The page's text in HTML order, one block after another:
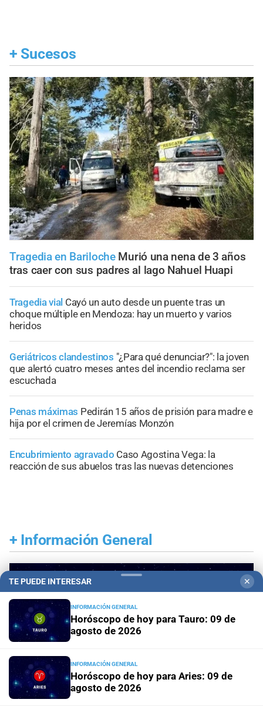
+ Sucesos
Tragedia en Bariloche Murió una nena de 3 años
tras caer con sus padres al lago Nahuel Huapi
Tragedia vial Cayó un auto desde un puente tras un
choque múltiple en Mendoza: hay un muerto y varios
heridos
Geriátricos clandestinos "¿Para qué denunciar?": la joven
que alertó cuatro meses antes del incendio reclama ser
escuchada
Penas máximas Pedirán 15 años de prisión para madre e
hija por el crimen de Jeremías Monzón
Encubrimiento agravado Caso Agostina Vega: la
reacción de sus abuelos tras las nuevas detenciones
+ Información General
TE PUEDE INTERESAR ✕
INFORMACIÓN GENERAL
Horóscopo de hoy para Tauro: 09 de
agosto de 2026
INFORMACIÓN GENERAL
Horóscopo de hoy para Aries: 09 de
agosto de 2026